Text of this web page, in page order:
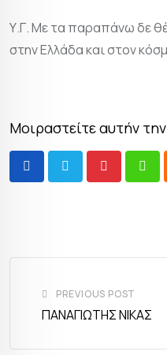
Υ.Γ. Με τα παραπάνω δε
στην Ελλάδα και στον
Μοιραστείτε αυτήν
PREVIOUS POST
ΠΑΝΑΓΙΩΤΗΣ ΝΙΚΑΣ